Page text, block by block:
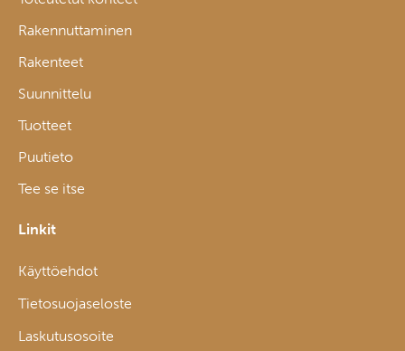
Rakennuttaminen
Rakenteet
Suunnittelu
Tuotteet
Puutieto
Tee se itse
Linkit
Käyttöehdot
Tietosuojaseloste
Laskutusosoite